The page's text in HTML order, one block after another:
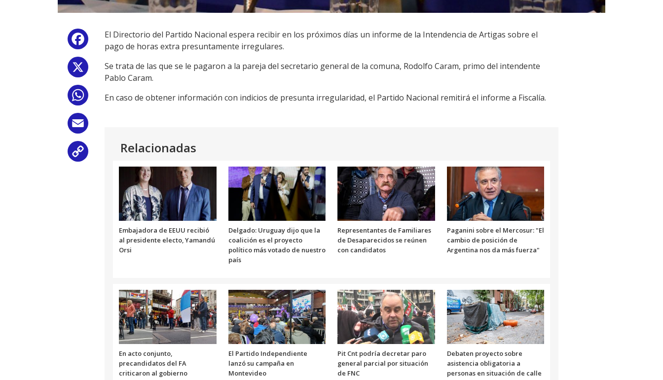
Facebook
WhatsApp
El Directorio del Partido Nacional espera recibir en los próximos días un informe de la Intendencia de Artigas sobre el
pago de horas extra presuntamente irregulares.
Se trata de las que se le pagaron a la pareja del secretario general de la comuna, Rodolfo Caram, primo del intendente
Pablo Caram.
En caso de obtener información con indicios de presunta irregularidad, el Partido Nacional remitirá el informe a Fiscalía.
Relacionadas
Embajadora de EEUU recibió
al presidente electo, Yamandú
Orsi
Delgado: Uruguay dijo que la
coalición es el proyecto
político más votado de nuestro
país
Representantes de Familiares
de Desaparecidos se reúnen
con candidatos
Paganini sobre el Mercosur: "El
cambio de posición de
Argentina nos da más fuerza"
En acto conjunto,
precandidatos del FA
criticaron al gobierno
El Partido Independiente
lanzó su campaña en
Montevideo
Pit Cnt podría decretar paro
general parcial por situación
de FNC
Debaten proyecto sobre
asistencia obligatoria a
personas en situación de calle